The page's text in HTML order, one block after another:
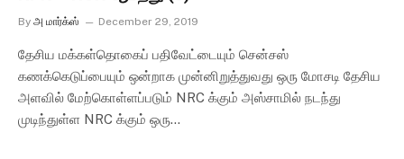
By அ மார்க்ஸ் December 29, 2019
தேசிய மக்கள்தொகைப் பதிவேட்டையும் சென்சஸ்
கணக்கெடுப்பையும் ஒன்றாக முன்னிறுத்துவது ஒரு மோசடி தேசிய
அளவில் மேற்கொள்ளப்படும் NRC க்கும் அஸ்சாமில் நடந்து
முடிந்துள்ள NRC க்கும் ஒரு…